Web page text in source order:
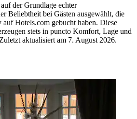
der Grundlage echter
Beliebtheit bei Gästen ausgewählt, die
Hotels.com gebucht haben. Diese
stets in puncto Komfort, Lage und
aktualisiert am 7. August 2026.